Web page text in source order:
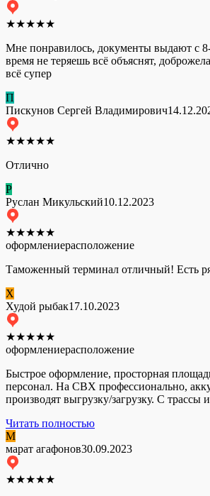
★★★★★
Мне понравилось, документы выдают с
время не теряешь всё объяснят,
всё супер
П
Пискунов Сергей Владимирович
★★★★★
Отлично
Р
Руслан Микульский10.12.2023
★★★★★
оформлениерасположение
Таможенный терминал отличный! Есть
Х
Худой рыбак17.10.2023
★★★★★
оформлениерасположение
Быстрое оформление, просторная
персонал. На СВХ профессионально,
производят выгрузку/загрузку. С трассы
Читать полностью
М
марат агафонов30.09.2023
★★★★★